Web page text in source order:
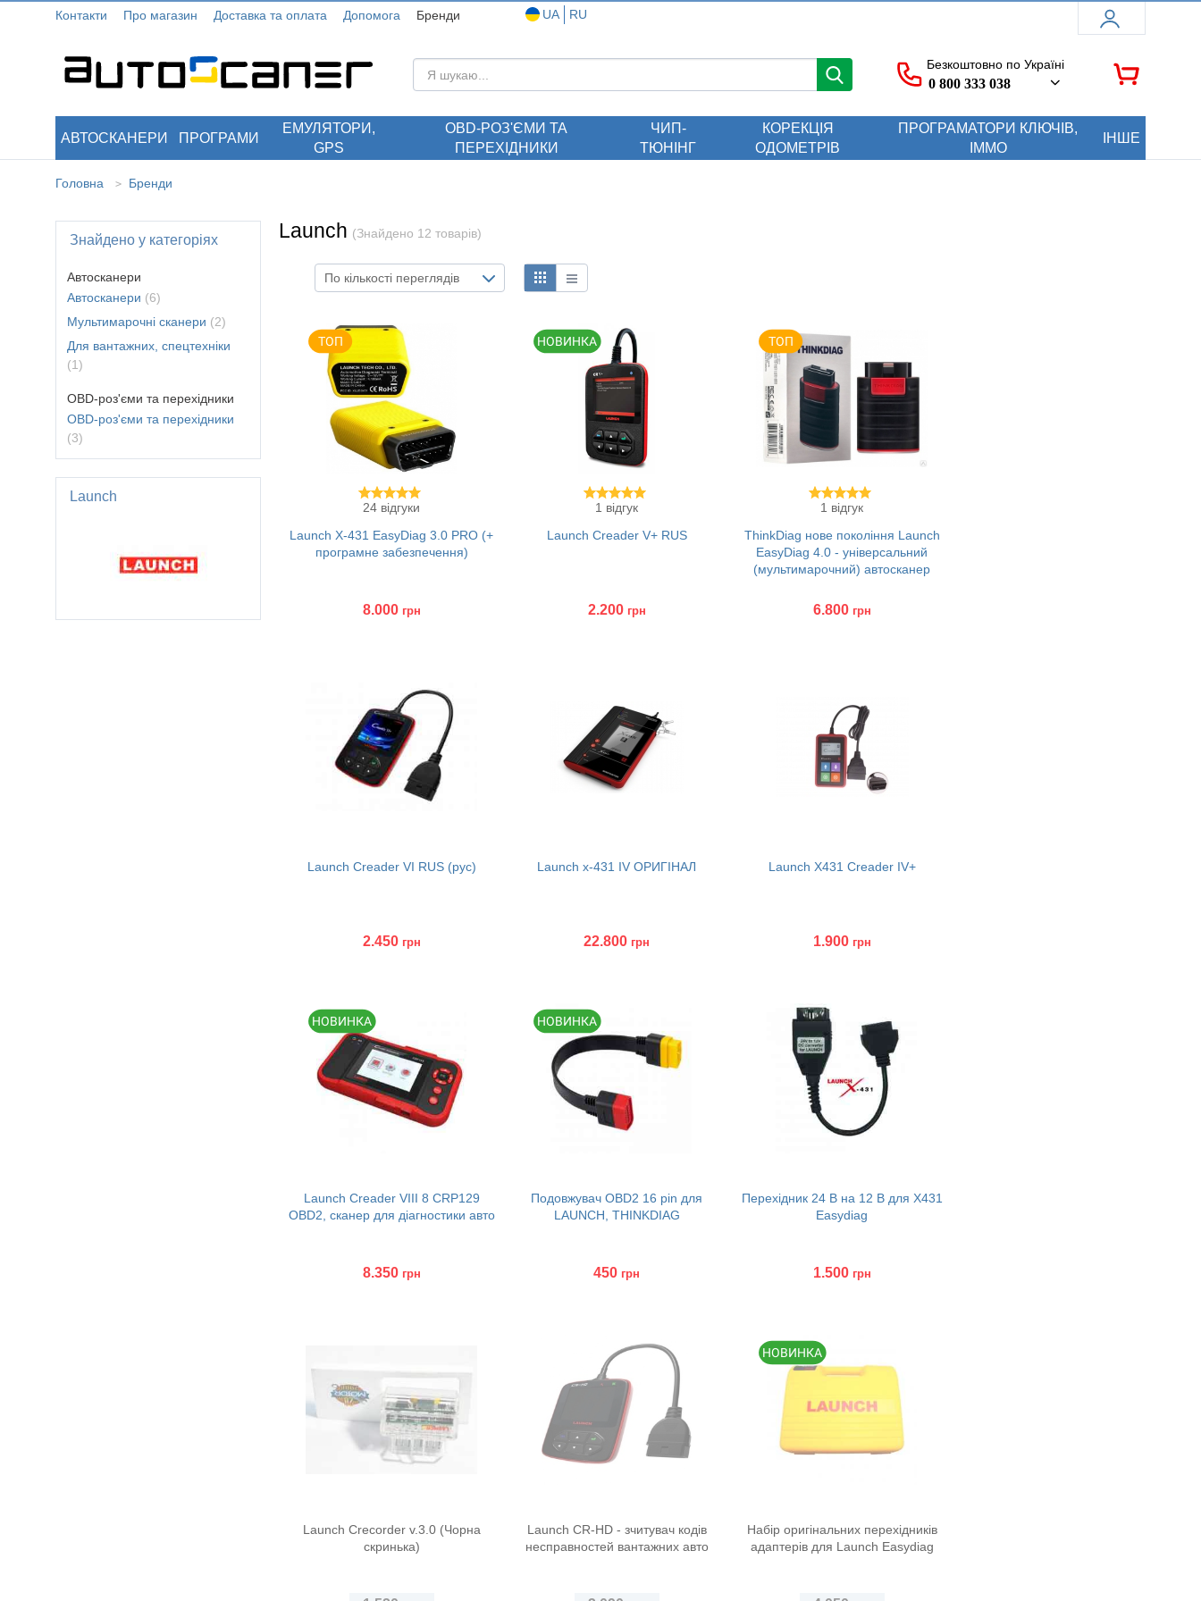
Контакти Про магазин Доставка та оплата Допомога Бренди RU
UA
Безкоштовно по Україні
0 800 333 038
АВТОСКАНЕРИ ПРОГРАМИ
ЕМУЛЯТОРИ,
GPS
ОBD-РОЗ'ЄМИ ТА
ПЕРЕХІДНИКИ
ЧИП-
ТЮНІНГ
КОРЕКЦІЯ
ОДОМЕТРІВ
ПРОГРАМАТОРИ КЛЮЧІВ,
ІММО
ІНШЕ
Головна > Бренди
Знайдено у категоріях
Автосканери
Автосканери (6)
Мультимарочні сканери (2)
Для вантажних, спецтехніки
(1)
ОBD-роз'єми та перехідники
ОBD-роз'єми та перехідники
(3)
Launch
Launch (Знайдено 12 товарів)
По кількості переглядів
24 відгуки
Launch X-431 EasyDiag 3.0 PRO (+
програмне забезпечення)
8.000 грн
1 відгук
Launch Creader V+ RUS
2.200 грн
1 відгук
ThinkDiag нове покоління Launch
EasyDiag 4.0 - універсальний
(мультимарочний) автосканер
6.800 грн
Launch Creader VI RUS (рус)
2.450 грн
Launch x-431 IV ОРИГІНАЛ
22.800 грн
Launch X431 Creader IV+
1.900 грн
Launch Creader VIII 8 CRP129
OBD2, сканер для діагностики авто
8.350 грн
Подовжувач OBD2 16 pin для
LAUNCH, THINKDIAG
450 грн
Перехідник 24 В на 12 В для X431
Easydiag
1.500 грн
Launch Crecorder v.3.0 (Чорна
скринька)
Launch CR-HD - зчитувач кодів
несправностей вантажних авто
Набір оригінальних перехідників
адаптерів для Launch Easydiag